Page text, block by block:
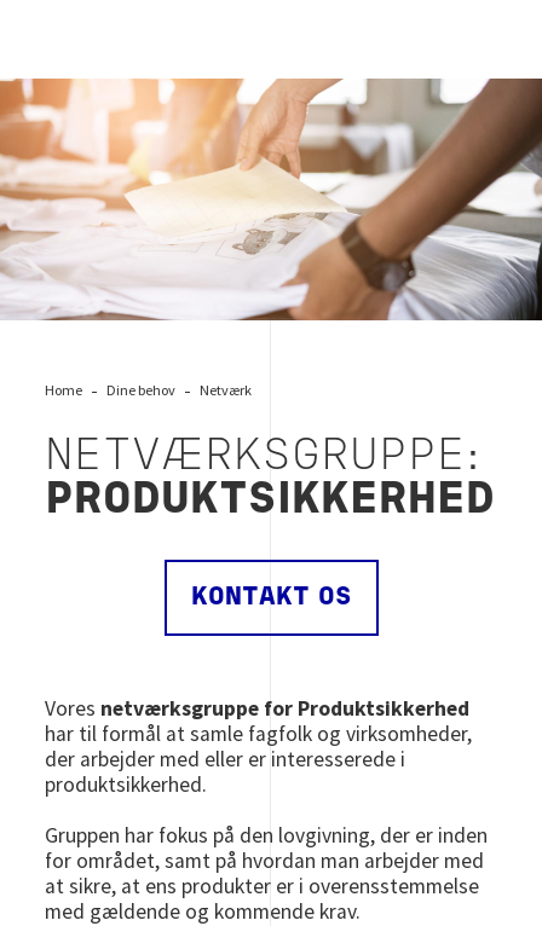
Netværk i produktsikkerhed, Bureau Veritas
Home Dine behov Netværk
NETVÆRKSGRUPPE:
PRODUKTSIKKERHED
KONTAKT OS
Vores netværksgruppe for Produktsikkerhed
har til formål at samle fagfolk og virksomheder,
der arbejder med eller er interesserede i
produktsikkerhed.
Gruppen har fokus på den lovgivning, der er inden
for området, samt på hvordan man arbejder med
at sikre, at ens produkter er i overensstemmelse
med gældende og kommende krav.